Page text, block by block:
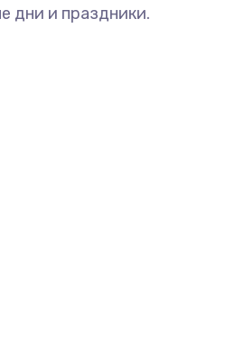
дни и праздники.